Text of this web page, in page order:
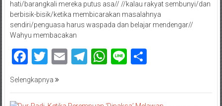
hati/barangkali mereka putus asa// //kalau rakyat sembunyi/dan
berbisik-bisik/ketika membicarakan masalahnya
sendiri/penguasa harus waspada dan belajar mendengar//
Wahyu membacakan
Facebook
Twitter
EmailTelegram
WhatsApp
LineShare
Selengkapnya